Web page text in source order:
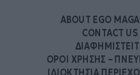
ABOUT EGO
CONTACT US
ΟΡΟΙ ΧΡΗΣΗΣ –